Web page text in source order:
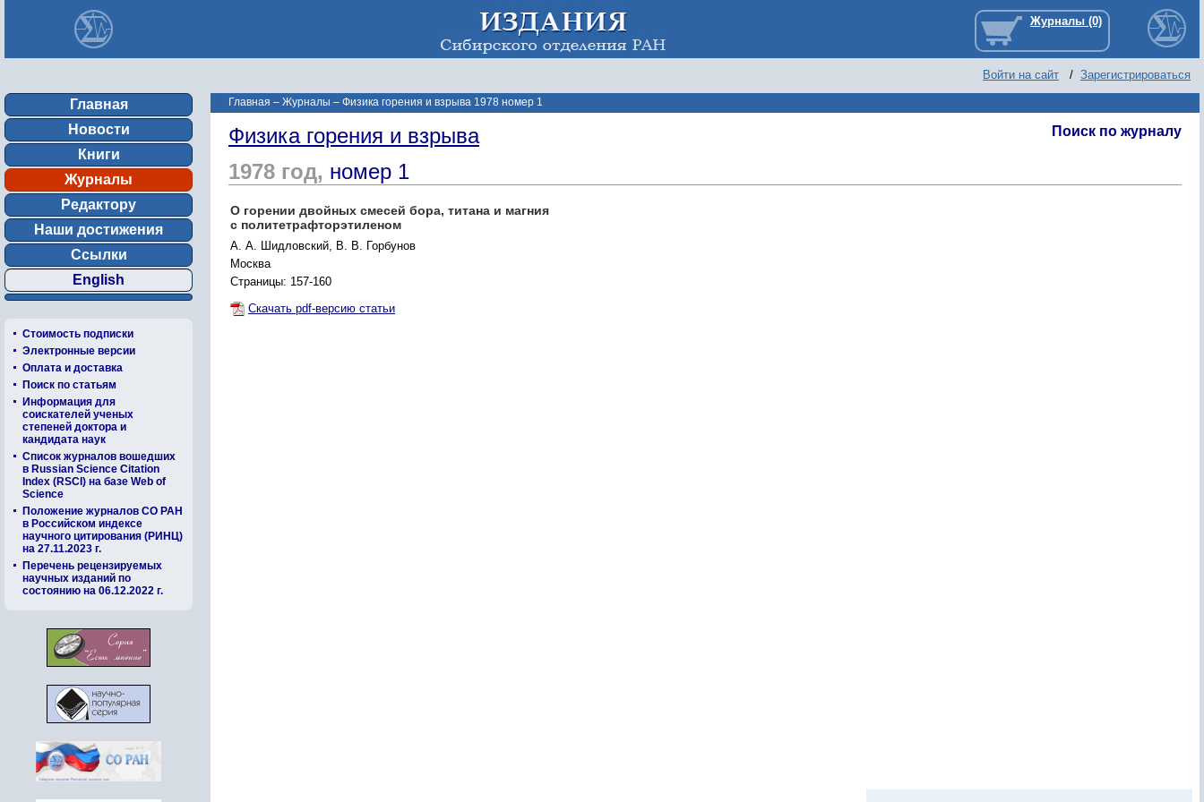
Войти на сайт / Зарегистрироваться
Главная
Новости
Книги
Журналы
Редактору
Наши достижения
Ссылки
English
Стоимость подписки
Электронные версии
Оплата и доставка
Поиск по статьям
Информация для
соискателей ученых
степеней доктора и
кандидата наук
Список журналов вошедших
в Russian Science Citation
Index (RSCI) на базе Web of
Science
Положение журналов СО РАН
в Российском индексе
научного цитирования (РИНЦ)
на 27.11.2023 г.
Перечень рецензируемых
научных изданий по
состоянию на 06.12.2022 г.
Главная – Журналы – Физика горения и взрыва 1978 номер 1
Поиск по журналу
Физика горения и взрыва
1978 год, номер 1
О горении двойных смесей бора, титана и магния
с политетрафторэтиленом
А. А. Шидловский, В. В. Горбунов
Москва
Страницы: 157-160
Скачать pdf-версию статьи